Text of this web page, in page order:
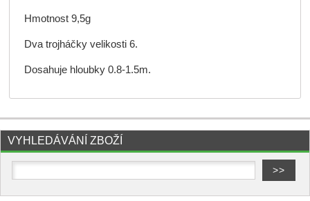
Hmotnost 9,5g
Dva trojháčky velikosti 6.
Dosahuje hloubky 0.8-1.5m.
VYHLEDÁVÁNÍ ZBOŽÍ